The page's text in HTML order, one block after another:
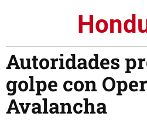
Autoridades
golpe con
Avalancha